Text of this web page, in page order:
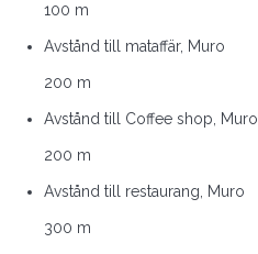
100 m
Avstånd till mataffär, Muro
200 m
Avstånd till Coffee shop, Muro
200 m
Avstånd till restaurang, Muro
300 m